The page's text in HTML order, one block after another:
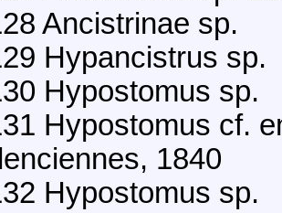
Ancistrinae sp.
Hypancistrus sp.
Hypostomus sp.
Hypostomus cf.
1840
Hypostomus sp.